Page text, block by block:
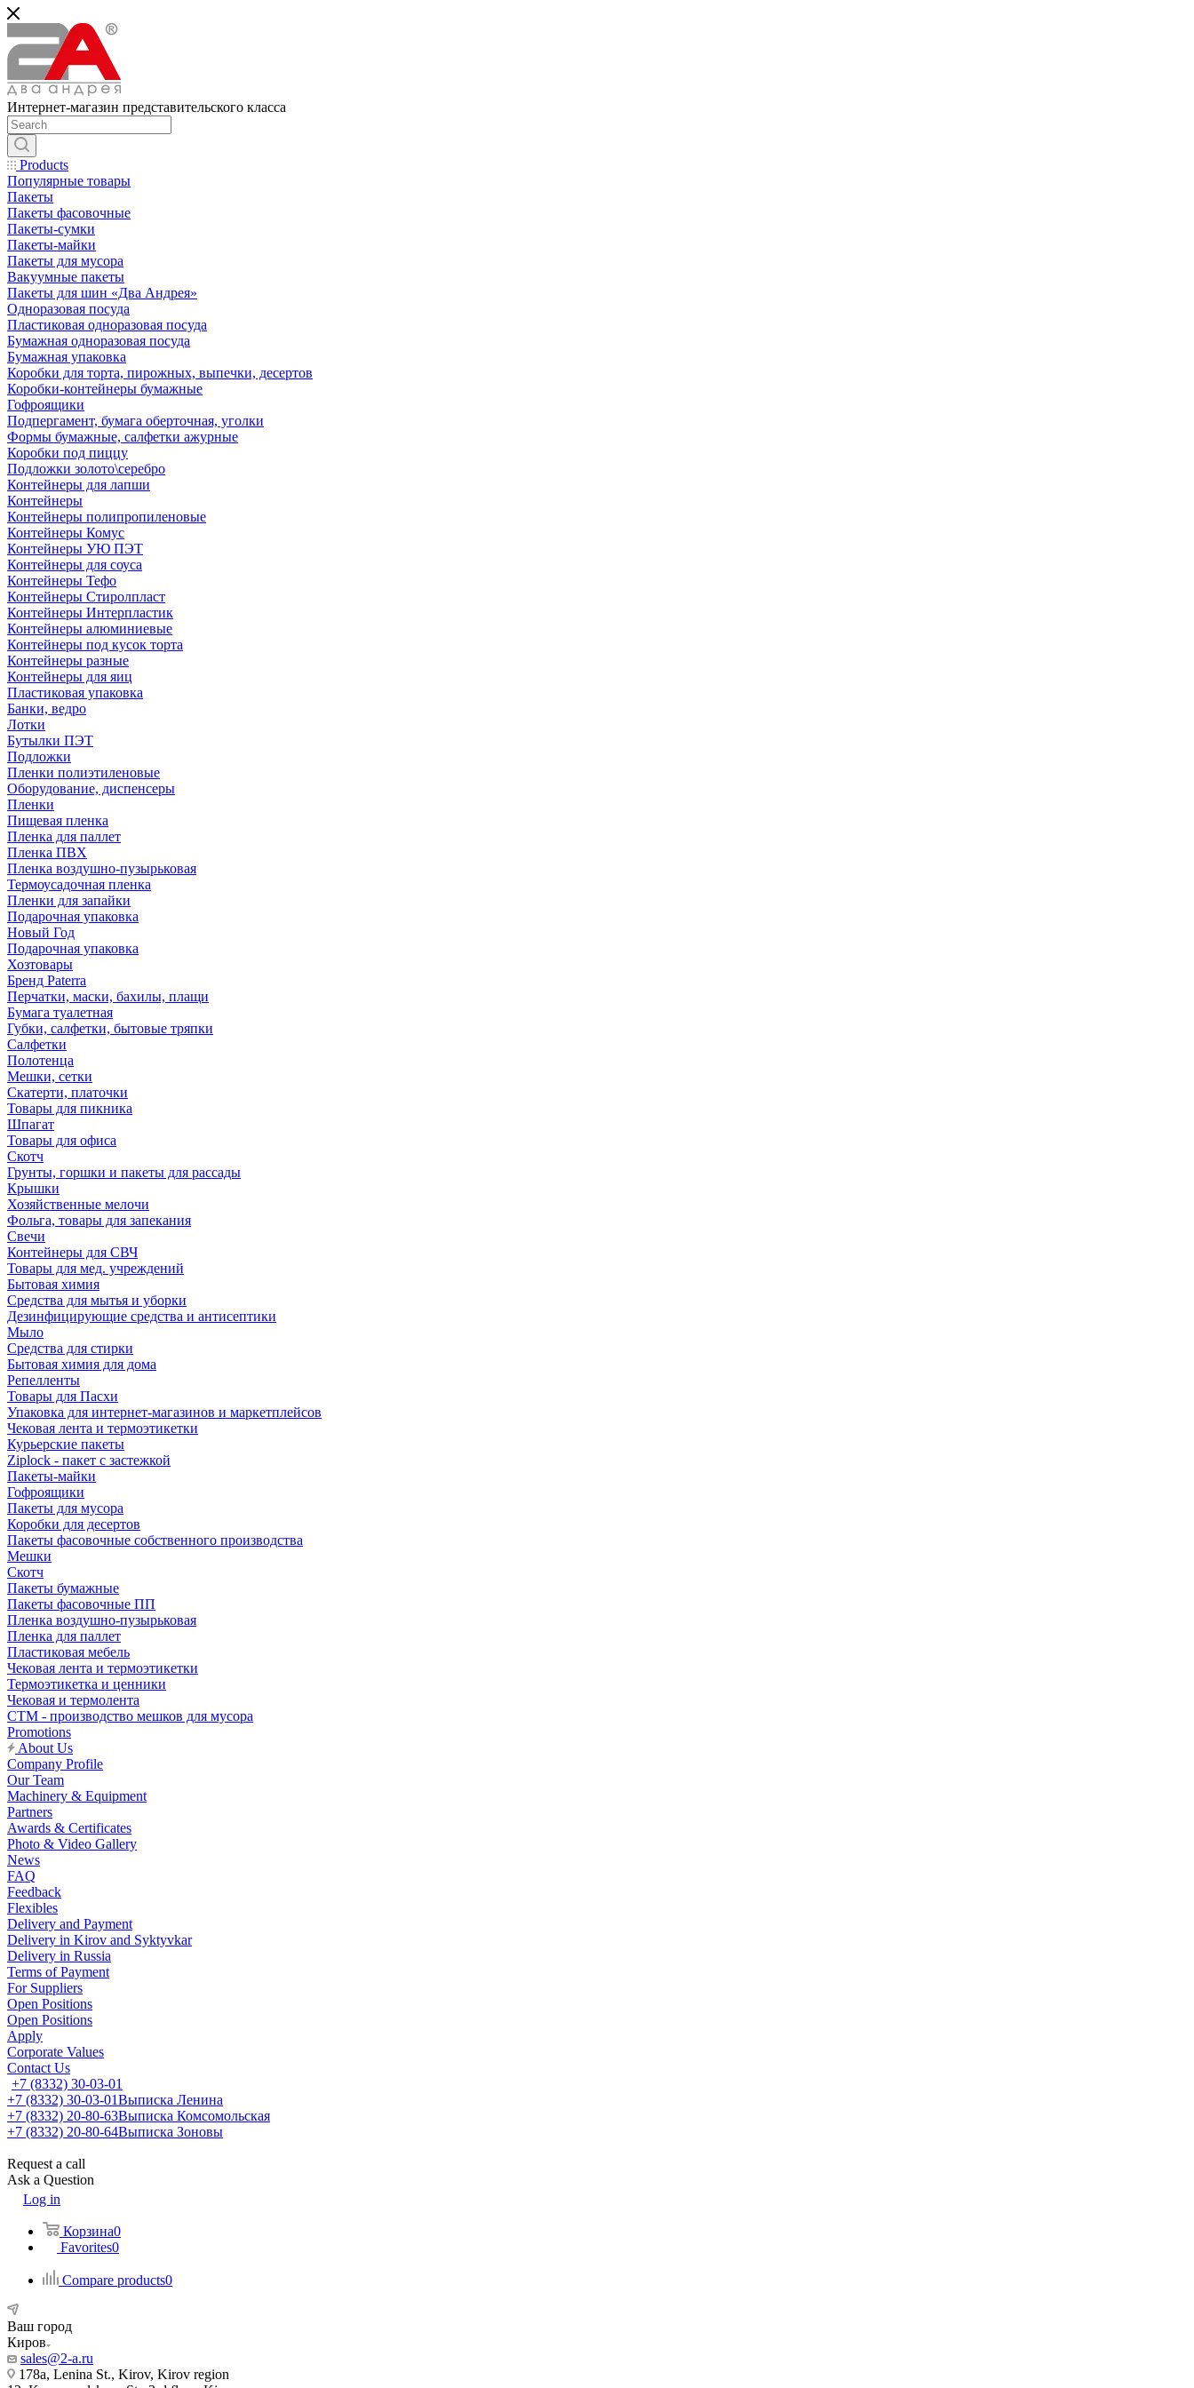
Интернет-магазин представительского класса
Products
Популярные товары
Пакеты
Пакеты фасовочные
Пакеты-сумки
Пакеты-майки
Пакеты для мусора
Вакуумные пакеты
Пакеты для шин «Два Андрея»
Одноразовая посуда
Пластиковая одноразовая посуда
Бумажная одноразовая посуда
Бумажная упаковка
Коробки для торта, пирожных, выпечки, десертов
Коробки-контейнеры бумажные
Гофроящики
Подпергамент, бумага оберточная, уголки
Формы бумажные, салфетки ажурные
Коробки под пиццу
Подложки золото\серебро
Контейнеры для лапши
Контейнеры
Контейнеры полипропиленовые
Контейнеры Комус
Контейнеры УЮ ПЭТ
Контейнеры для соуса
Контейнеры Тефо
Контейнеры Стиролпласт
Контейнеры Интерпластик
Контейнеры алюминиевые
Контейнеры под кусок торта
Контейнеры разные
Контейнеры для яиц
Пластиковая упаковка
Банки, ведро
Лотки
Бутылки ПЭТ
Подложки
Пленки полиэтиленовые
Оборудование, диспенсеры
Пленки
Пищевая пленка
Пленка для паллет
Пленка ПВХ
Пленка воздушно-пузырьковая
Термоусадочная пленка
Пленки для запайки
Подарочная упаковка
Новый Год
Подарочная упаковка
Хозтовары
Бренд Paterra
Перчатки, маски, бахилы, плащи
Бумага туалетная
Губки, салфетки, бытовые тряпки
Салфетки
Полотенца
Мешки, сетки
Скатерти, платочки
Товары для пикника
Шпагат
Товары для офиса
Скотч
Грунты, горшки и пакеты для рассады
Крышки
Хозяйственные мелочи
Фольга, товары для запекания
Свечи
Контейнеры для СВЧ
Товары для мед. учреждений
Бытовая химия
Средства для мытья и уборки
Дезинфицирующие средства и антисептики
Мыло
Средства для стирки
Бытовая химия для дома
Репелленты
Товары для Пасхи
Упаковка для интернет-магазинов и маркетплейсов
Чековая лента и термоэтикетки
Курьерские пакеты
Ziplock - пакет с застежкой
Пакеты-майки
Гофроящики
Пакеты для мусора
Коробки для десертов
Пакеты фасовочные собственного производства
Мешки
Скотч
Пакеты бумажные
Пакеты фасовочные ПП
Пленка воздушно-пузырьковая
Пленка для паллет
Пластиковая мебель
Чековая лента и термоэтикетки
Термоэтикетка и ценники
Чековая и термолента
СТМ - производство мешков для мусора
Promotions
About Us
Company Profile
Our Team
Machinery & Equipment
Partners
Awards & Certificates
Photo & Video Gallery
News
FAQ
Feedback
Flexibles
Delivery and Payment
Delivery in Kirov and Syktyvkar
Delivery in Russia
Terms of Payment
For Suppliers
Open Positions
Open Positions
Apply
Corporate Values
Contact Us
+7 (8332) 30-03-01
+7 (8332) 30-03-01Выписка Ленина
+7 (8332) 20-80-63Выписка Комсомольская
+7 (8332) 20-80-64Выписка Зоновы
Request a call
Ask a Question
Log in
Корзина0
Favorites0
Compare products0
Ваш город
Киров
sales@2-a.ru
178a, Lenina St., Kirov, Kirov region